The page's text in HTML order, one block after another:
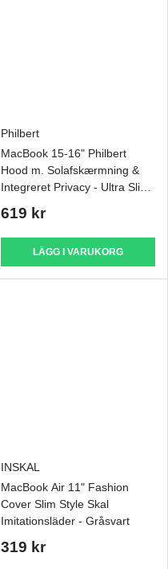
Philbert
MacBook 15-16" Philbert
Hood m. Solafskærmning &
Integreret Privacy - Ultra Slim
619 kr
LÄGG I VARUKORG
INSKAL
MacBook Air 11" Fashion
Cover Slim Style Skal
Imitationsläder - Gråsvart
319 kr